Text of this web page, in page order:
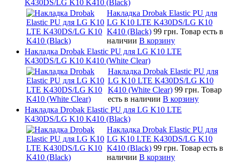
K430DS/LG K10 K410 (Black)
Накладка Drobak Elastic PU для
LG K10 LTE K430DS/LG K10
K410 (Black) 99 грн. Товар есть в
наличии В корзину
Накладка Drobak Elastic PU для LG K10 LTE
K430DS/LG K10 K410 (White Clear)
Накладка Drobak Elastic PU для
LG K10 LTE K430DS/LG K10
K410 (White Clear) 99 грн. Товар
есть в наличии В корзину
Накладка Drobak Elastic PU для LG K10 LTE
K430DS/LG K10 K410 (Black)
Накладка Drobak Elastic PU для
LG K10 LTE K430DS/LG K10
K410 (Black) 99 грн. Товар есть в
наличии В корзину